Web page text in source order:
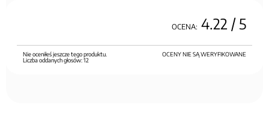
OCENA: 4.22 / 5
OCENY NIE SĄ WERYFIKOWANE
Nie oceniłeś jeszcze tego produktu.
Liczba oddanych głosów:12